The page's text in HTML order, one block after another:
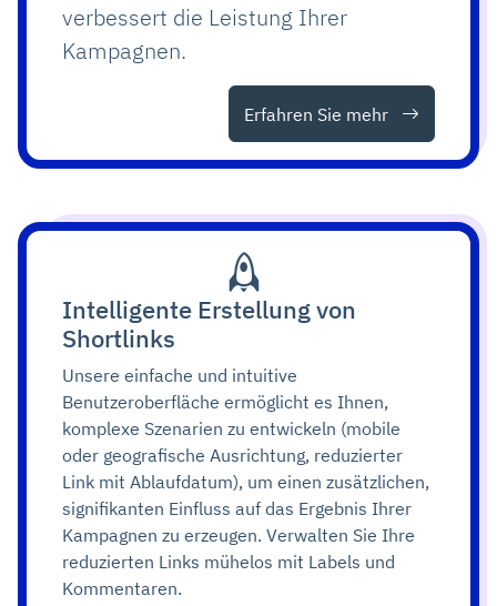
verbessert die Leistung Ihrer
Kampagnen.
Erfahren Sie mehr
Intelligente Erstellung von
Shortlinks
Unsere einfache und intuitive
Benutzeroberfläche ermöglicht es Ihnen,
komplexe Szenarien zu entwickeln (mobile
oder geografische Ausrichtung, reduzierter
Link mit Ablaufdatum), um einen zusätzlichen,
signifikanten Einfluss auf das Ergebnis Ihrer
Kampagnen zu erzeugen. Verwalten Sie Ihre
reduzierten Links mühelos mit Labels und
Kommentaren.